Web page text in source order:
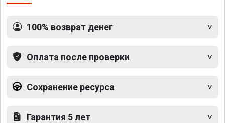
100% возврат денег
Оплата после проверки
Сохранение ресурса
Гарантия 5 лет